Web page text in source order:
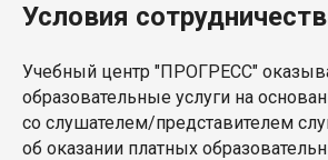
Условия
Учебный центр "ПРОГРЕСС"
образовательные услуги на
со слушателем/представителем
об оказании платных